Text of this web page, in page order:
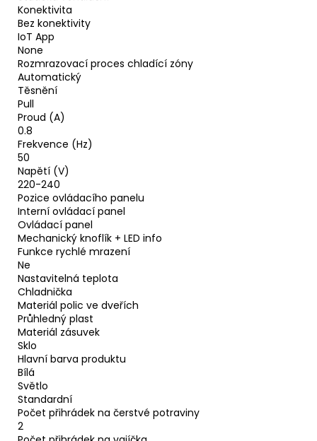
Konektivita
Bez konektivity
IoT App
None
Rozmrazovací proces chladící zóny
Automatický
Těsnění
Pull
Proud (A)
0.8
Frekvence (Hz)
50
Napětí (V)
220-240
Pozice ovládacího panelu
Interní ovládací panel
Ovládací panel
Mechanický knoflík + LED info
Funkce rychlé mrazení
Ne
Nastavitelná teplota
Chladnička
Materiál polic ve dveřích
Průhledný plast
Materiál zásuvek
Sklo
Hlavní barva produktu
Bílá
Světlo
Standardní
Počet přihrádek na čerstvé potraviny
2